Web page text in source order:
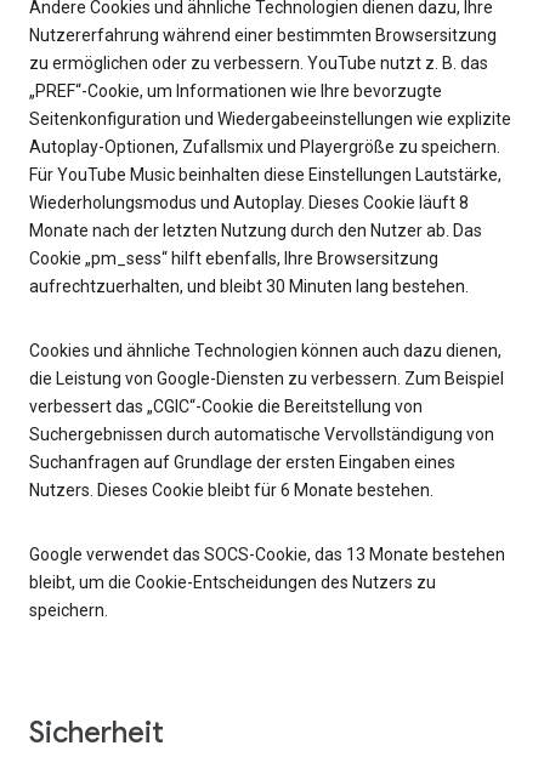
Andere Cookies und ähnliche Technologien dienen dazu, Ihre
Nutzererfahrung während einer bestimmten Browsersitzung
zu ermöglichen oder zu verbessern. YouTube nutzt z. B. das
„PREF“-Cookie, um Informationen wie Ihre bevorzugte
Seitenkonfiguration und Wiedergabeeinstellungen wie explizite
Autoplay-Optionen, Zufallsmix und Playergröße zu speichern.
Für YouTube Music beinhalten diese Einstellungen Lautstärke,
Wiederholungsmodus und Autoplay. Dieses Cookie läuft 8
Monate nach der letzten Nutzung durch den Nutzer ab. Das
Cookie „pm_sess“ hilft ebenfalls, Ihre Browsersitzung
aufrechtzuerhalten, und bleibt 30 Minuten lang bestehen.
Cookies und ähnliche Technologien können auch dazu dienen,
die Leistung von Google-Diensten zu verbessern. Zum Beispiel
verbessert das „CGIC“-Cookie die Bereitstellung von
Suchergebnissen durch automatische Vervollständigung von
Suchanfragen auf Grundlage der ersten Eingaben eines
Nutzers. Dieses Cookie bleibt für 6 Monate bestehen.
Google verwendet das SOCS-Cookie, das 13 Monate bestehen
bleibt, um die Cookie-Entscheidungen des Nutzers zu
speichern.
Sicherheit